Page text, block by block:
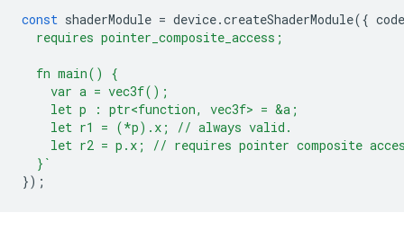
const shaderModule = device.createShaderModule({ code
  requires pointer_composite_access;
  fn main() {
    var a = vec3f();
    let p : ptr<function, vec3f> = &a;
    let r1 = (*p).x; // always valid.
let r2 = p.x; // requires pointer composite
  }`
});